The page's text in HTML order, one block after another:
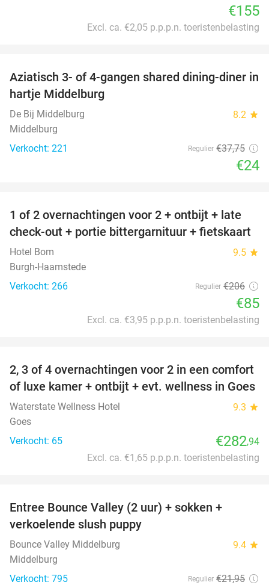
€155
Excl. ca. €2,05 p.p.p.n. toeristenbelasting
36%
Aziatisch 3- of 4-gangen shared dining-diner in
hartje Middelburg
De Bij Middelburg 8.2 star
Middelburg
Verkocht: 221
Regulier €37,75
€24
59%
1 of 2 overnachtingen voor 2 + ontbijt + late
check-out + portie bittergarnituur + fietskaart
Hotel Bom 9.5 star
Burgh-Haamstede
Verkocht: 266
Regulier €206
€85
Excl. ca. €3,95 p.p.p.n. toeristenbelasting
2, 3 of 4 overnachtingen voor 2 in een comfort
of luxe kamer + ontbijt + evt. wellness in Goes
Waterstate Wellness Hotel 9.3 star
Goes
Verkocht: 65
€282,94
Excl. ca. €1,65 p.p.p.n. toeristenbelasting
Entree Bounce Valley (2 uur) + sokken +
verkoelende slush puppy
Bounce Valley Middelburg 9.4 star
Middelburg
Verkocht: 795
Regulier €21,95